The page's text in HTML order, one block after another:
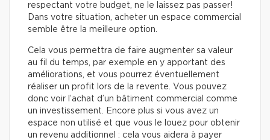
respectant votre budget, ne le laissez pas passer!
Dans votre situation, acheter un espace commercial
semble être la meilleure option.
Cela vous permettra de faire augmenter sa valeur
au fil du temps, par exemple en y apportant des
améliorations, et vous pourrez éventuellement
réaliser un profit lors de la revente. Vous pouvez
donc voir l’achat d’un bâtiment commercial comme
un investissement. Encore plus si vous avez un
espace non utilisé et que vous le louez pour obtenir
un revenu additionnel : cela vous aidera à payer